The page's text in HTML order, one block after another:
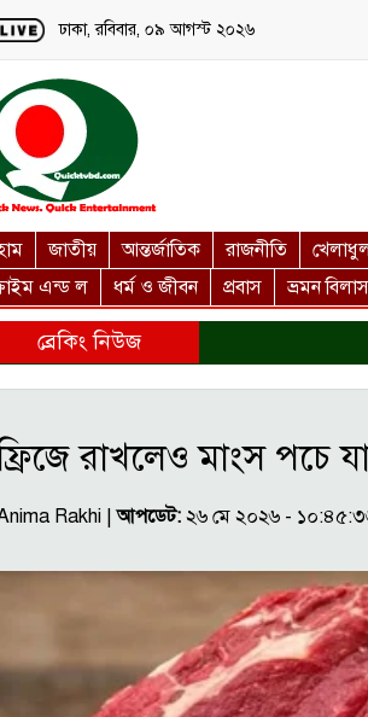
ঢাকা, রবিবার, ০৯ আগস্ট ২০২৬
জাতীয় আন্তর্জাতিক রাজনীতি
এন্ড ল
ধর্ম ও জীবন প্রবাস ভ্রমন বিলাস
ব্রেকিং নিউজ
রাখলেও মাংস পচে
Rakhi |আপডেট: ২৬ মে ২০২৬ -